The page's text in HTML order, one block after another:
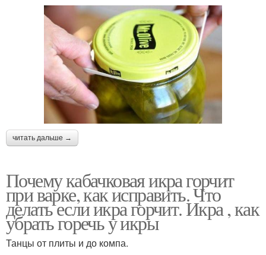
читать дальше →
Почему кабачковая икра горчит
при варке, как исправить. Что
делать если икра горчит. Икра , как
убрать горечь у икры
Танцы от плиты и до компа.